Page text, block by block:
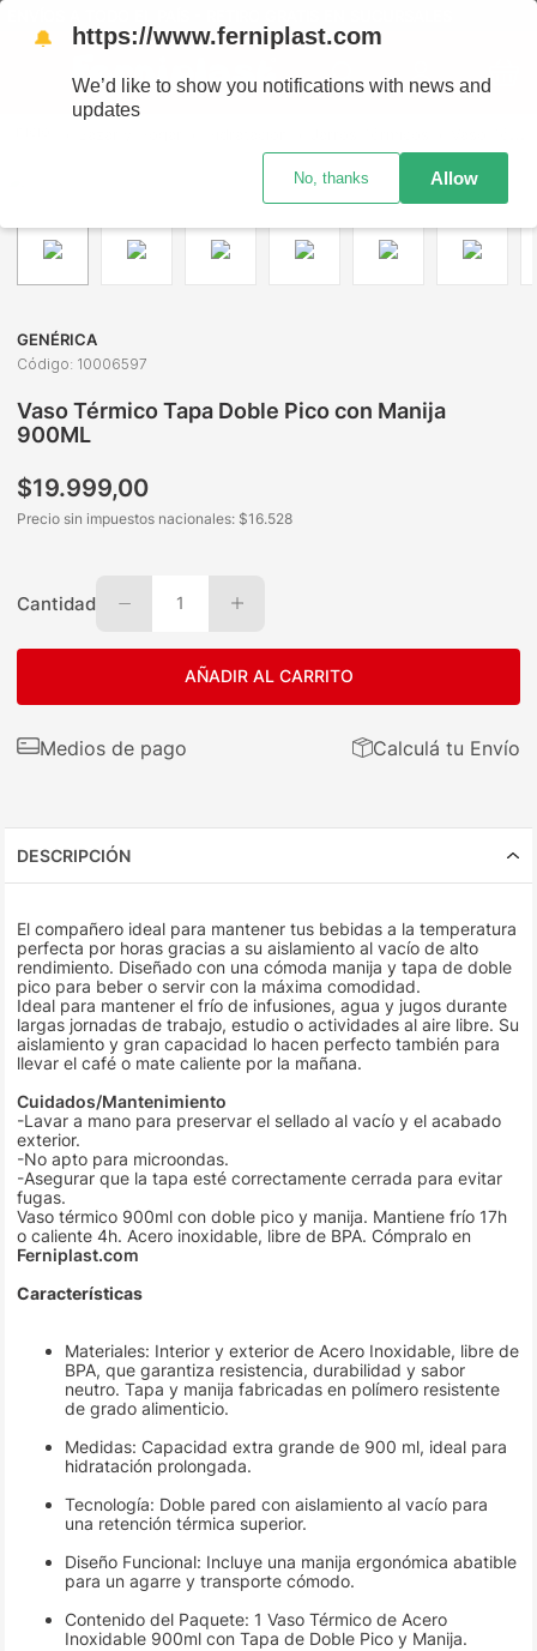
GENÉRICA
Código: 10006597
Vaso Térmico Tapa Doble Pico con Manija
900ML
$19.999,00
Precio sin impuestos nacionales: $16.528
Cantidad 1
AÑADIR AL CARRITO
Medios de pago Calculá tu Envío
DESCRIPCIÓN
El compañero ideal para mantener tus bebidas a la temperatura
perfecta por horas gracias a su aislamiento al vacío de alto
rendimiento. Diseñado con una cómoda manija y tapa de doble
pico para beber o servir con la máxima comodidad.
Ideal para mantener el frío de infusiones, agua y jugos durante
largas jornadas de trabajo, estudio o actividades al aire libre. Su
aislamiento y gran capacidad lo hacen perfecto también para
llevar el café o mate caliente por la mañana.
Cuidados/Mantenimiento
-Lavar a mano para preservar el sellado al vacío y el acabado
exterior.
-No apto para microondas.
-Asegurar que la tapa esté correctamente cerrada para evitar
fugas.
Vaso térmico 900ml con doble pico y manija. Mantiene frío 17h
o caliente 4h. Acero inoxidable, libre de BPA. Cómpralo en
Ferniplast.com
Características
Materiales: Interior y exterior de Acero Inoxidable, libre de
BPA, que garantiza resistencia, durabilidad y sabor
neutro. Tapa y manija fabricadas en polímero resistente
de grado alimenticio.
Medidas: Capacidad extra grande de 900 ml, ideal para
hidratación prolongada.
Tecnología: Doble pared con aislamiento al vacío para
una retención térmica superior.
Diseño Funcional: Incluye una manija ergonómica abatible
para un agarre y transporte cómodo.
Contenido del Paquete: 1 Vaso Térmico de Acero
Inoxidable 900ml con Tapa de Doble Pico y Manija.
🔔 https://www.ferniplast.com
We’d like to show you notifications with news and
updates
No, thanks Allow